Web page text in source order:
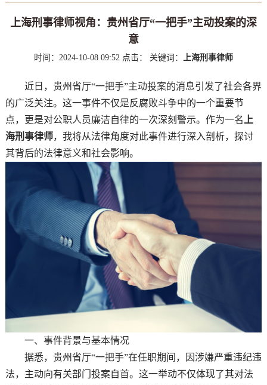
上海刑事律师视角：贵州省厅“一把手”主动投案的深
意
时间：2024-10-08 09:52 点击： 关键词： 上海刑事律师
近日，贵州省厅“一把手”主动投案的消息引发了社会各界
的广泛关注。这一事件不仅是反腐败斗争中的一个重要节
点，更是对公职人员廉洁自律的一次深刻警示。作为一名 上
海刑事律师，我将从法律角度对此事件进行深入剖析，探讨
其背后的法律意义和社会影响。
一、事件背景与基本情况
据悉，贵州省厅“一把手”在任职期间，因涉嫌严重违纪违
法，主动向有关部门投案自首。这一举动不仅体现了其对法